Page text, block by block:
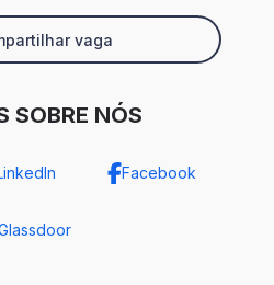
vaga
SOBRE NÓS
Facebook